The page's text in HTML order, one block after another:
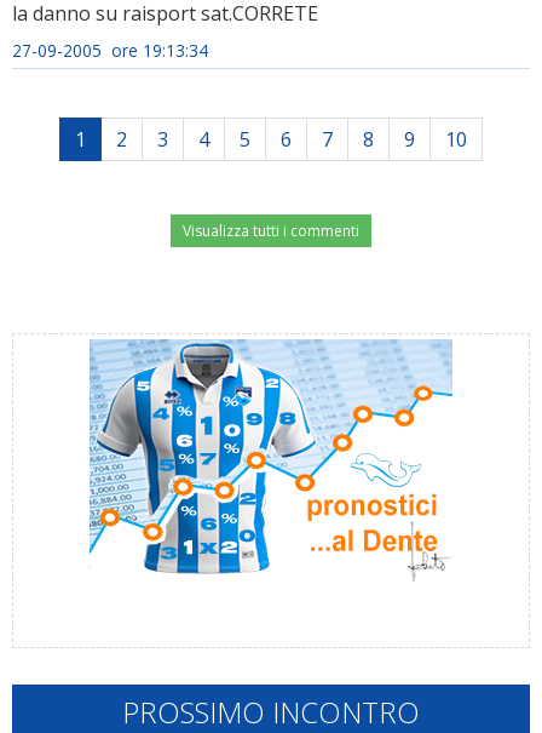
la danno su raisport sat.CORRETE
27-09-2005 ore 19:13:34
1 2 3 4 5 6 7 8 9 10
Visualizza tutti i commenti
PROSSIMO INCONTRO